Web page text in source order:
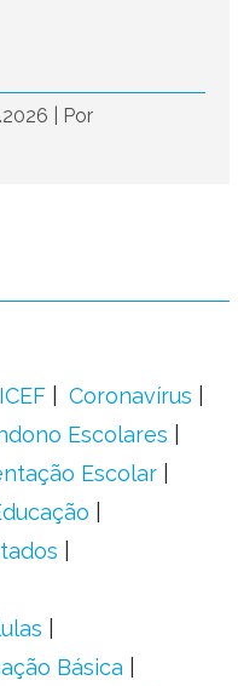
Por
Coronavírus
Escolares
Escolar
Básica